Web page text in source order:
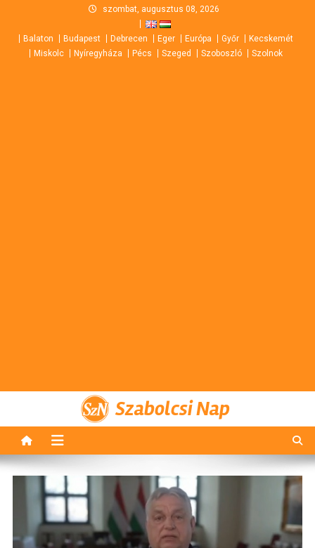
content
szombat, augusztus 08, 2026
Balaton Budapest Debrecen Eger Európa Győr
Kecskemét
Miskolc
Nyíregyháza Pécs Szeged Szoboszló Szolnok
Szabolcsi Nap